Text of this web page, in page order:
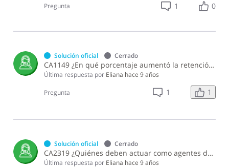
Pregunta
1 0
Solución oficial Cerrado
CA1149 ¿En qué porcentaje aumentó la retención aplicable a los premios o ganancias obtenidas en máquinas tragamonedas en el 2012?
Última respuesta por Eliana hace 9 años
Pregunta 1 1
Solución oficial Cerrado
CA2319 ¿Quiénes deben actuar como agentes de retención del impuesto a la emisión de cheques y pagos por transferencias electrónicas?
Última respuesta por Eliana hace 9 años